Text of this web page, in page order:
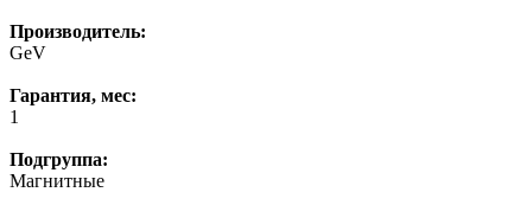
Производитель:
GeV
Гарантия, мес:
1
Подгруппа:
Магнитные